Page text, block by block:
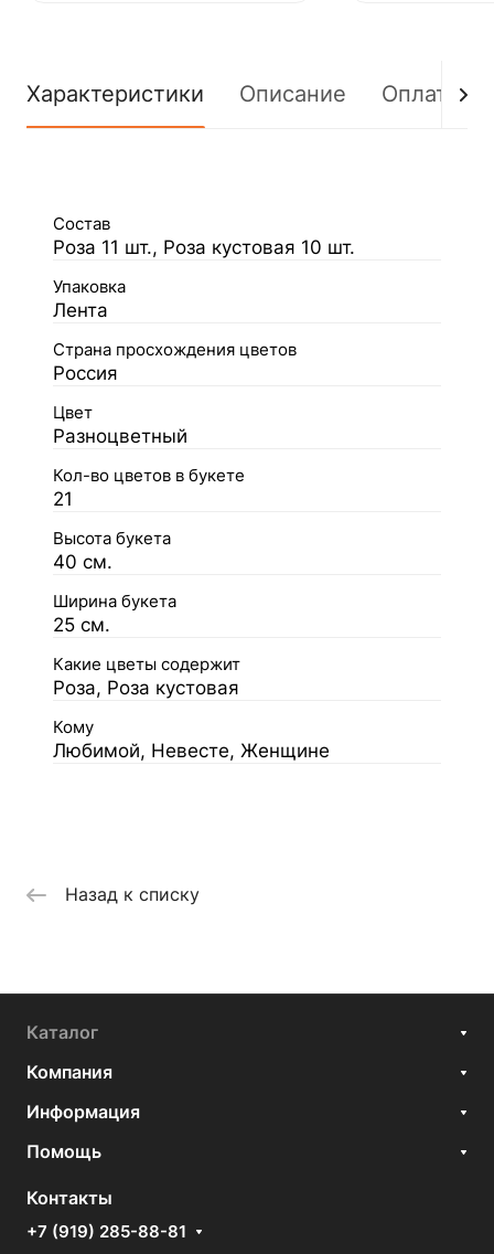
Характеристики Описание Оплата
Состав
Роза 11 шт., Роза кустовая 10 шт.
Упаковка
Лента
Страна просхождения цветов
Россия
Цвет
Разноцветный
Кол-во цветов в букете
21
Высота букета
40 см.
Ширина букета
25 см.
Какие цветы содержит
Роза, Роза кустовая
Кому
Любимой, Невесте, Женщине
Назад к списку
Каталог
Компания
Информация
Помощь
Контакты
+7 (919) 285-88-81